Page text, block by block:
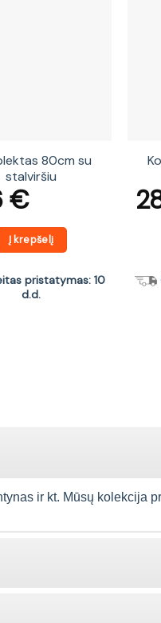
80cm su
stalviršiu
€
Į krepšelį
pristatymas: 10
d.d.
ir kt. Mūsų kolekcija